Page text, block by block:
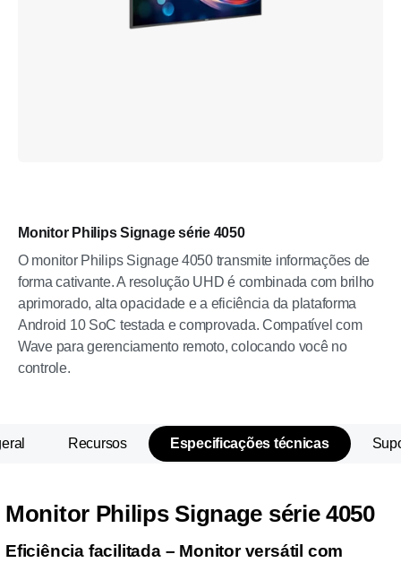
Monitor Philips Signage série 4050
O monitor Philips Signage 4050 transmite informações de
forma cativante. A resolução UHD é combinada com brilho
aprimorado, alta opacidade e a eficiência da plataforma
Android 10 SoC testada e comprovada. Compatível com
Wave para gerenciamento remoto, colocando você no
controle.
Recursos Especificações técnicas
Monitor Philips Signage série 4050
Eficiência facilitada – Monitor versátil com